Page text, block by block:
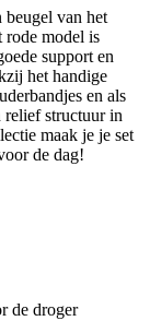
van het
model is
support en
het handige
en als
relief structuur in
maak je je set
de dag!
de droger